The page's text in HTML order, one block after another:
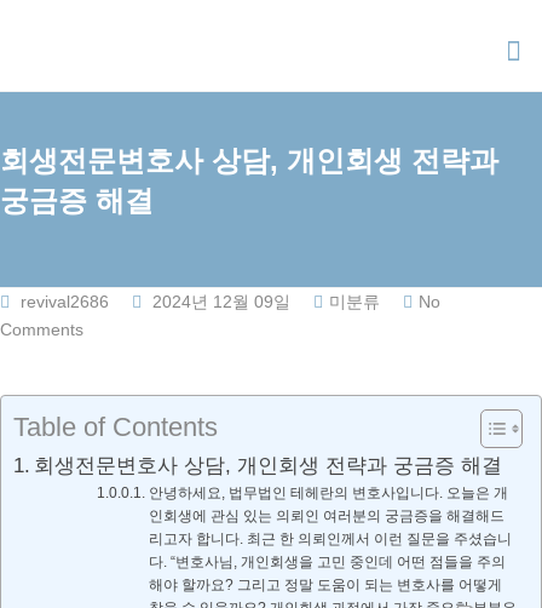
content
회생전문변호사 상담, 개인회생 전략과
궁금증 해결
revival2686 2024년 12월 09일 미분류
No
Comments
Table of Contents
회생전문변호사 상담, 개인회생 전략과 궁금증 해결
안녕하세요, 법무법인 테헤란의 변호사입니다. 오늘은 개
인회생에 관심 있는 의뢰인 여러분의 궁금증을 해결해드
리고자 합니다. 최근 한 의뢰인께서 이런 질문을 주셨습니
다. “변호사님, 개인회생을 고민 중인데 어떤 점들을 주의
해야 할까요? 그리고 정말 도움이 되는 변호사를 어떻게